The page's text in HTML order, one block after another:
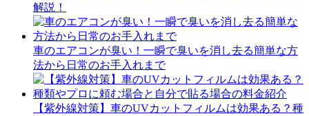
解説！
車のエアコンが臭い！一瞬で臭いを消し去る簡単な方
法から日常のお手入れまで
【紫外線対策】車のUVカットフィルムは効果ある？種